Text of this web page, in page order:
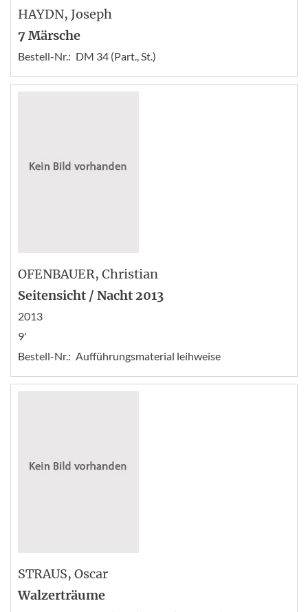
HAYDN, Joseph
7 Märsche
Bestell-Nr.: DM 34 (Part., St.)
OFENBAUER, Christian
Seitensicht / Nacht 2013
2013
9'
Bestell-Nr.: Aufführungsmaterial leihweise
STRAUS, Oscar
Walzerträume